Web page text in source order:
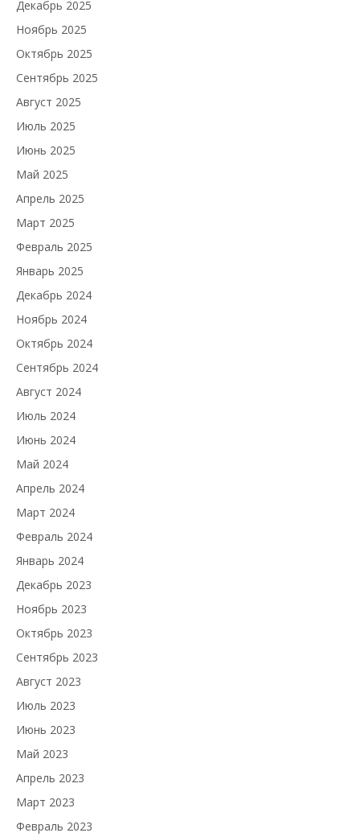
Декабрь 2025
Ноябрь 2025
Октябрь 2025
Сентябрь 2025
Август 2025
Июль 2025
Июнь 2025
Май 2025
Апрель 2025
Март 2025
Февраль 2025
Январь 2025
Декабрь 2024
Ноябрь 2024
Октябрь 2024
Сентябрь 2024
Август 2024
Июль 2024
Июнь 2024
Май 2024
Апрель 2024
Март 2024
Февраль 2024
Январь 2024
Декабрь 2023
Ноябрь 2023
Октябрь 2023
Сентябрь 2023
Август 2023
Июль 2023
Июнь 2023
Май 2023
Апрель 2023
Март 2023
Февраль 2023